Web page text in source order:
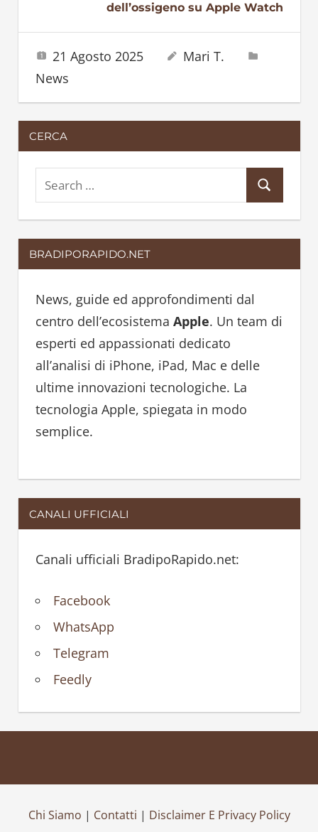
dell’ossigeno su Apple Watch
21 Agosto 2025
Mari T.
News
CERCA
e
a
r
c
e
a
BRADIPORAPIDO.NET
News, guide ed approfondimenti dal
centro dell’ecosistema Apple. Un team di
esperti ed appassionati dedicato
all’analisi di iPhone, iPad, Mac e delle
ultime innovazioni tecnologiche. La
tecnologia Apple, spiegata in modo
semplice.
CANALI UFFICIALI
Canali ufficiali BradipoRapido.net:
Facebook
WhatsApp
Telegram
Feedly
Chi Siamo | Contatti | Disclaimer E Privacy Policy